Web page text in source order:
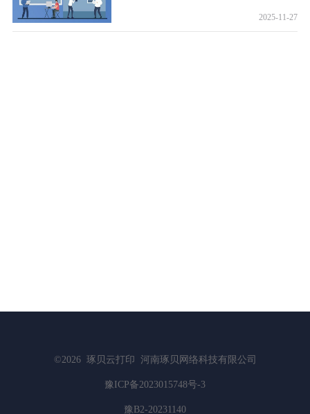
2025-11-27
©2026 琢贝云打印 河南琢贝网络科技有限公司
豫ICP备2023015748号-3
豫B2-20231140